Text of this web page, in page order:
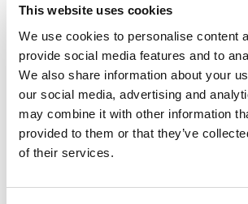
This website uses cookies
We use cookies to personalise content
provide social media features and to
We also share information about your
our social media, advertising and
may combine it with other information
provided to them or that they’ve
of their services.
Winter von der Körperwärme einer Person auf
„Betriebstemperatur“ bringen lassen – bei
größeren Visco-Matratze gelingt das nicht
tiefere Einsinken in den Viscoschaum erhöht
Lageänderungswiderstand, der den üblichen
während des Schlafens erschwert. Wer nicht
gesundheitlichen Gründen die meiste Zeit
muss, sollte lieber zu einer